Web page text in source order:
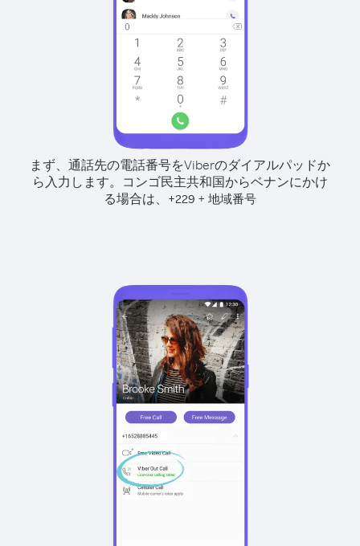
まず、通話先の電話番号をViberのダイアルパッドか
ら入力します。 コンゴ民主共和国からベナンにかけ
る場合は、 +229 + 地域番号